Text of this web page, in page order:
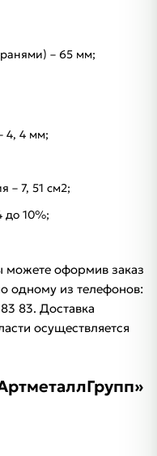
– 65 мм;
4, 4 мм;
– 7, 51 см2;
до 10%;
можете оформив заказ
одному из телефонов:
83. Доставка
осуществляется